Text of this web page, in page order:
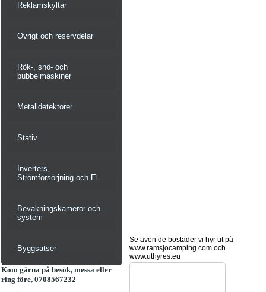
Reklamskyltar
Övrigt och reservdelar
Rök-, snö- och
bubbelmaskiner
Metalldetektorer
Stativ
Inverters,
Strömförsörjning och El
Bevakningskameror och
system
Byggsatser
Kom gärna på besök, messa eller
ring före, 0708567232
Se även de bostäder vi hyr ut på
www.ramsjocamping.com och
www.uthyres.eu